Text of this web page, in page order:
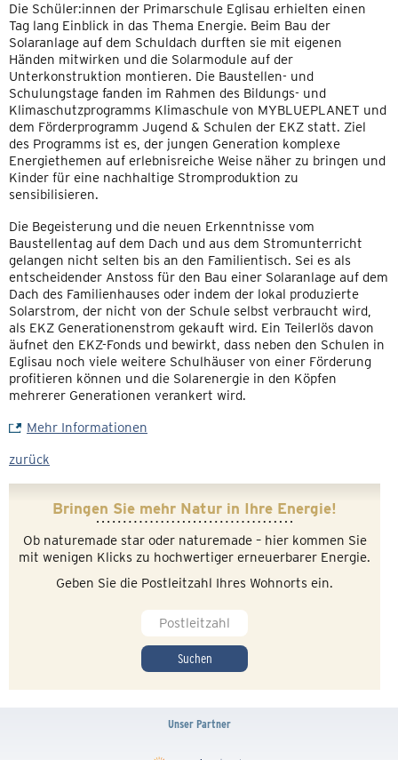
Die Schüler:innen der Primarschule Eglisau erhielten einen
Tag lang Einblick in das Thema Energie. Beim Bau der
Solaranlage auf dem Schuldach durften sie mit eigenen
Händen mitwirken und die Solarmodule auf der
Unterkonstruktion montieren. Die Baustellen- und
Schulungstage fanden im Rahmen des Bildungs- und
Klimaschutzprogramms Klimaschule von MYBLUEPLANET und
dem Förderprogramm Jugend & Schulen der EKZ statt. Ziel
des Programms ist es, der jungen Generation komplexe
Energiethemen auf erlebnisreiche Weise näher zu bringen und
Kinder für eine nachhaltige Stromproduktion zu
sensibilisieren.
Die Begeisterung und die neuen Erkenntnisse vom
Baustellentag auf dem Dach und aus dem Stromunterricht
gelangen nicht selten bis an den Familientisch. Sei es als
entscheidender Anstoss für den Bau einer Solaranlage auf dem
Dach des Familienhauses oder indem der lokal produzierte
Solarstrom, der nicht von der Schule selbst verbraucht wird,
als EKZ Generationenstrom gekauft wird. Ein Teilerlös davon
äufnet den EKZ-Fonds und bewirkt, dass neben den Schulen in
Eglisau noch viele weitere Schulhäuser von einer Förderung
profitieren können und die Solarenergie in den Köpfen
mehrerer Generationen verankert wird.
Mehr Informationen
zurück
Bringen Sie mehr Natur in Ihre Energie!
Ob naturemade star oder naturemade – hier kommen Sie
mit wenigen Klicks zu hochwertiger erneuerbarer Energie.
Geben Sie die Postleitzahl Ihres Wohnorts ein.
Suchen
Unser Partner